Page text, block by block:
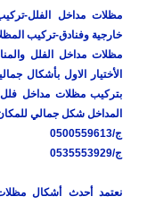
مظلات مداخل الفلل-
خارجية وفنادق-تركيب
مظلات مداخل الفلل
الأختيار الاول بأشكال
بتركيب مظلات مداخل
المداخل شكل جمالي
ج/0500559613
ج/0535553929
نعتمد أحدث أشكال